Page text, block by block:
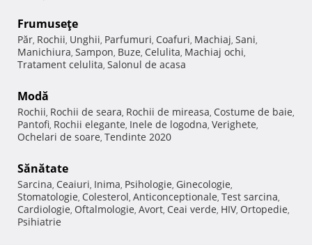
Frumuseţe
Păr, Rochii, Unghii, Parfumuri, Coafuri, Machiaj, Sani,
Manichiura, Sampon, Buze, Celulita, Machiaj ochi,
Tratament celulita, Salonul de acasa
Modă
Rochii, Rochii de seara, Rochii de mireasa, Costume de baie,
Pantofi, Rochii elegante, Inele de logodna, Verighete,
Ochelari de soare, Tendinte 2020
Sănătate
Sarcina, Ceaiuri, Inima, Psihologie, Ginecologie,
Stomatologie, Colesterol, Anticonceptionale, Test sarcina,
Cardiologie, Oftalmologie, Avort, Ceai verde, HIV, Ortopedie,
Psihiatrie